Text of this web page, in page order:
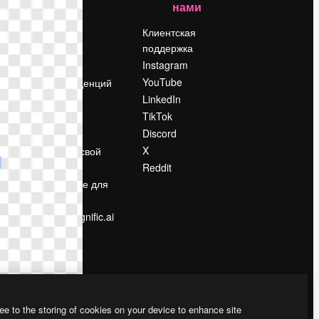
О нас
Вакансии
Поиск тенденций
Блог
Slidesgo
Продайте свой
контент
Помещение для
Ищете magnific.ai
нами
Клиентская
поддержка
Instagram
YouTube
LinkedIn
TikTok
Discord
X
Reddit
to the storing of cookies on your device to enhance site